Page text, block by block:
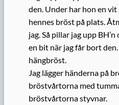
den. Under har hon en
hennes bröst på plats.
jag. Så pillar jag upp
en bit när jag får bort
hängbröst.
Jag lägger händerna på
bröstvårtorna med
bröstvårtorna styvnar.